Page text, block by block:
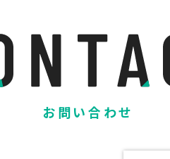
お問い合わせ